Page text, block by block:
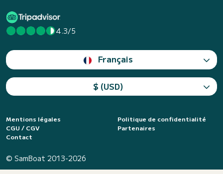
4.3/5
Français
$ (USD)
Mentions légales
Politique de confidentialité
CGU / CGV
Partenaires
Contact
© SamBoat 2013-2026